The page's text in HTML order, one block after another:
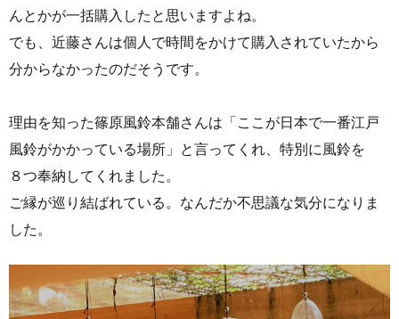
んとかが一括購入したと思いますよね。
でも、近藤さんは個人で時間をかけて購入されていたから
分からなかったのだそうです。
理由を知った篠原風鈴本舗さんは「ここが日本で一番江戸
風鈴がかかっている場所」と言ってくれ、特別に風鈴を
８つ奉納してくれました。
ご縁が巡り結ばれている。なんだか不思議な気分になりま
した。